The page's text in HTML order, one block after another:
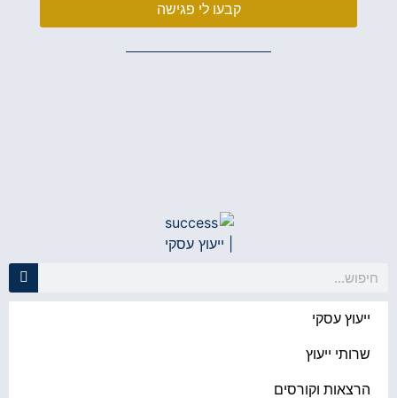
קבעו לי פגישה
ייעוץ עסקי
שרותי ייעוץ
הרצאות וקורסים